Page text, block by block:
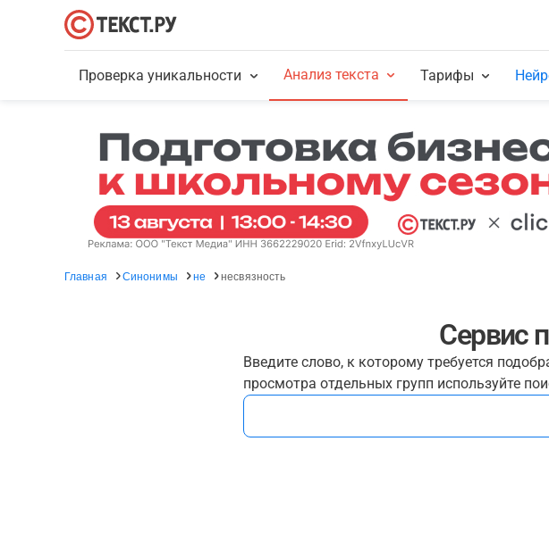
Проверка уникальности Анализ текста Тарифы
Главная Синонимы не несвязность
Сервис
Введите слово, к которому требуется
просмотра отдельных групп используйте